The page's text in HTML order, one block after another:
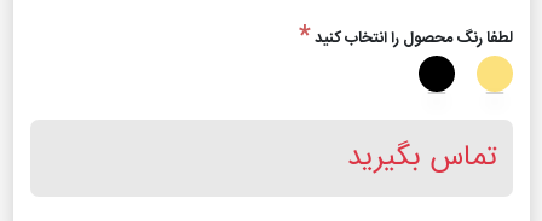
لطفا رنگ محصول را انتخاب کنید*
تماس بگیرید